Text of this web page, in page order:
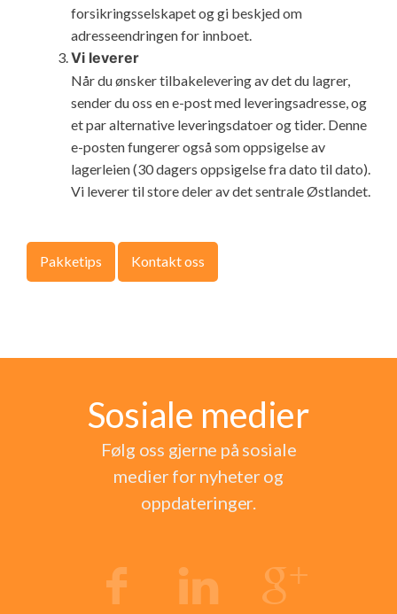
forsikringsselskapet og gi beskjed om
adresseendringen for innboet.
Vi leverer
Når du ønsker tilbakelevering av det du lagrer,
sender du oss en e-post med leveringsadresse, og
et par alternative leveringsdatoer og tider. Denne
e-posten fungerer også som oppsigelse av
lagerleien (30 dagers oppsigelse fra dato til dato).
Vi leverer til store deler av det sentrale Østlandet.
Pakketips Kontakt oss
Sosiale medier
Følg oss gjerne på sosiale
medier for nyheter og
oppdateringer.